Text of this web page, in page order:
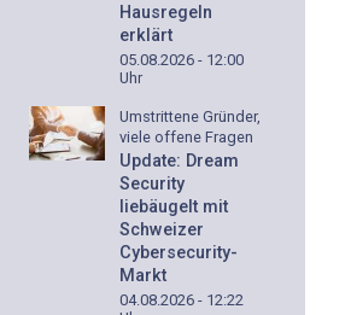
Hausregeln
erklärt
05.08.2026 - 12:00
Uhr
Umstrittene Gründer,
viele offene Fragen
Update: Dream
Security
liebäugelt mit
Schweizer
Cybersecurity-
Markt
04.08.2026 - 12:22